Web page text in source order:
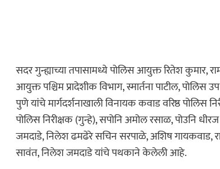
मोठी
ताज्या बातम्या
सदर गुन्ह्याच्या तपासामध्ये पोलिस आयुक्त रितेश कुमार,
आयुक्त पश्चिम प्रादेशीक विभाग, स्मार्तना पाटील,
पुणे यांचे मार्गदर्शनाखाली विनायक कवाड वरिष्ठ पोलिस
पोलिस निरीक्षक (गुन्हे), सपोनि अमोल रसाळ, पोउनि
जमदाडे, निलेश ढमढेरे सचिन सरपाळे, अशिष गायकवाड,
सावंत, निलेश जमदाडे यांचे पथकाने केलेली आहे.